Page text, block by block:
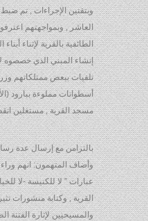
وبتقنين الإجراءات , تم
العاشر , وبمواجهتهم
الطائفية بالقرية لإثناء
إنشاء المبني الذي خصصوه
تلفيات ببعض ممتلكاتهم
أسطوانات مملوءة ببارود
مسجد القرية , مستغلين
بالتزامن مع إرسال عدة
وأضاف المتهمون: انهم
عبارات ” لا للكنيسة -لا
القرية , وكتابة منشورات
والمسيحيين لإثارة الفتنة